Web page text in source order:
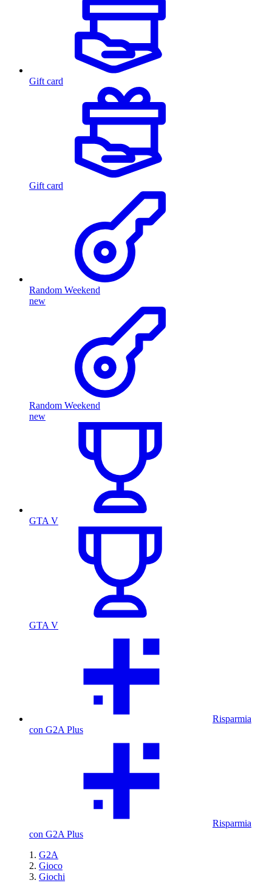
Gift card
Gift card
Random Weekend
new
Random Weekend
new
GTA V
GTA V
Risparmia
con G2A Plus
Risparmia
con G2A Plus
G2A
Gioco
Giochi